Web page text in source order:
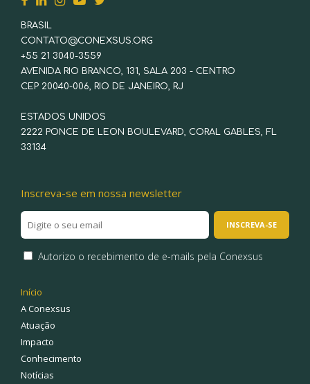
BRASIL
CONTATO@CONEXSUS.ORG
+55 21 3040-3559
AVENIDA RIO BRANCO, 131, SALA 203 - CENTRO
CEP 20040-006, RIO DE JANEIRO, RJ
ESTADOS UNIDOS
2222 PONCE DE LEON BOULEVARD, CORAL GABLES, FL
33134
Inscreva-se em nossa newsletter
Autorizo o recebimento de e-mails pela Conexsus
Início
A Conexsus
Atuação
Impacto
Conhecimento
Notícias